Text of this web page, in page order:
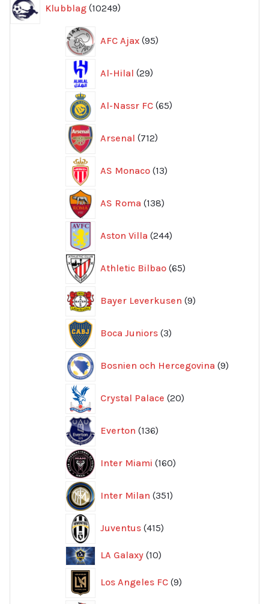
Klubblag 10249
produkter
AFC Ajax 95
produkter
Al-Hilal 29
produkter
Al-Nassr FC 65
produkter
Arsenal 712
produkter
AS Monaco 13
produkter
AS Roma 138
produkter
Aston Villa 244
produkter
Athletic Bilbao 65
produkter
Bayer Leverkusen 9
produkter
Boca Juniors 3
produkter
Bosnien och Hercegovina 9
produkter
Crystal Palace 20
produkter
Everton 136
produkter
Inter Miami 160
produkter
Inter Milan 351
produkter
Juventus 415
produkter
LA Galaxy 1010
Los Angeles FC 9
produkter